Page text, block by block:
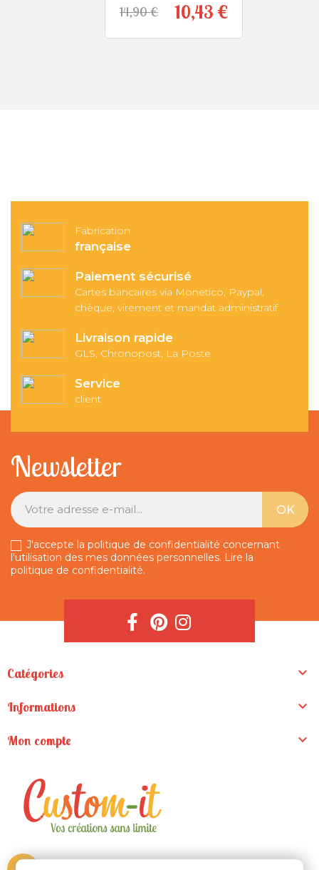
Prix
10,43 €Prix de base
14,90 €
Fabrication
française
Paiement sécurisé
Cartes bancaires via Monetico, Paypal,
chèque, virement et mandat administratif
Livraison rapide
GLS, Chronopost, La Poste
Service
client
Newsletter
J'accepte la politique de confidentialité concernant
l'utilisation des mes données personnelles. Lire la
politique de confidentialité.
Catégories 
Informations 
Mon compte 